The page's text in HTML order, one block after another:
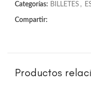
Categorías: BILLETES ,
Compartir:
Productos